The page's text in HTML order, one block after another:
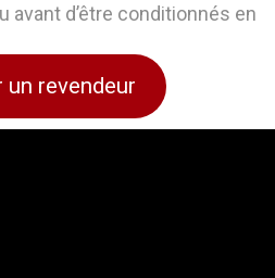
avant d’être conditionnés en
un revendeur